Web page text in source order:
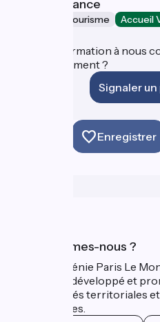
d'Ile-de-France
Offices de Tourisme Accueil
Une information à nous
établissement ?
Signaler
Enregistrer
Qui sommes-nous ?
La Véloscénie Paris Le
itinéraire développé et
collectivités territoriales
touristiques.